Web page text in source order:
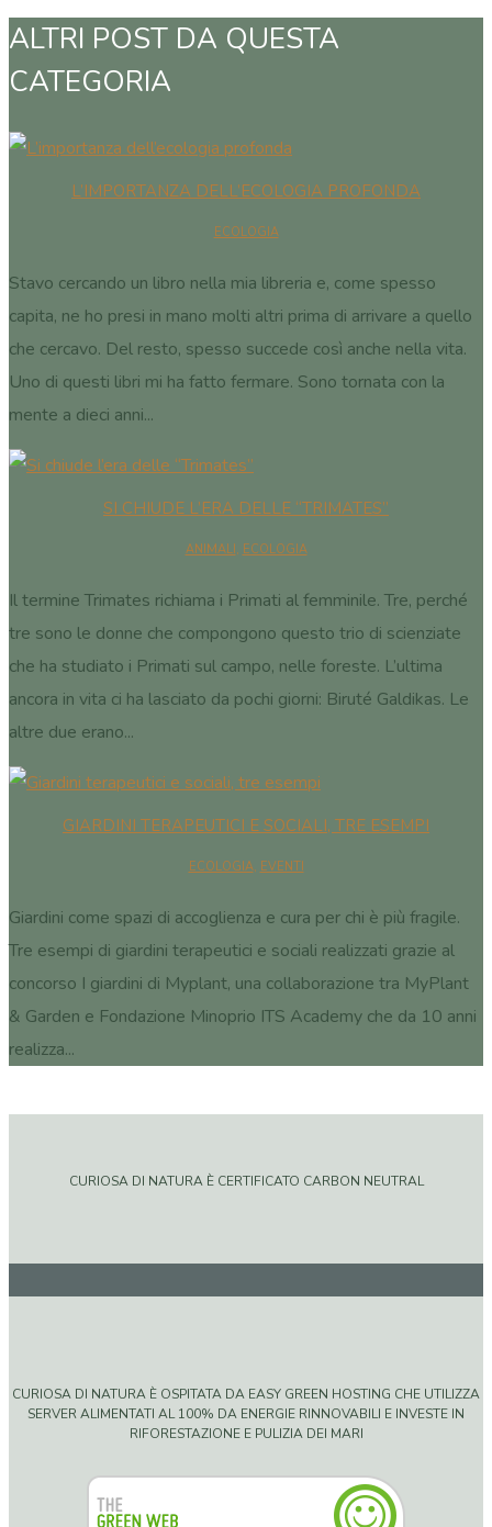
ALTRI POST DA QUESTA
CATEGORIA
L’IMPORTANZA DELL’ECOLOGIA PROFONDA
ECOLOGIA
Stavo cercando un libro nella mia libreria e, come spesso
capita, ne ho presi in mano molti altri prima di arrivare a quello
che cercavo. Del resto, spesso succede così anche nella vita.
Uno di questi libri mi ha fatto fermare. Sono tornata con la
mente a dieci anni...
SI CHIUDE L’ERA DELLE “TRIMATES”
ANIMALI, ECOLOGIA
Il termine Trimates richiama i Primati al femminile. Tre, perché
tre sono le donne che compongono questo trio di scienziate
che ha studiato i Primati sul campo, nelle foreste. L’ultima
ancora in vita ci ha lasciato da pochi giorni: Biruté Galdikas. Le
altre due erano...
GIARDINI TERAPEUTICI E SOCIALI, TRE ESEMPI
ECOLOGIA, EVENTI
Giardini come spazi di accoglienza e cura per chi è più fragile.
Tre esempi di giardini terapeutici e sociali realizzati grazie al
concorso I giardini di Myplant, una collaborazione tra MyPlant
& Garden e Fondazione Minoprio ITS Academy che da 10 anni
realizza...
CURIOSA DI NATURA È CERTIFICATO CARBON NEUTRAL
CURIOSA DI NATURA È OSPITATA DA EASY GREEN HOSTING CHE UTILIZZA
SERVER ALIMENTATI AL 100% DA ENERGIE RINNOVABILI E INVESTE IN
RIFORESTAZIONE E PULIZIA DEI MARI